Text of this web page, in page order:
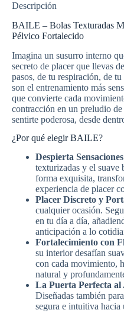
TEXTURADAS
3.60
CM
Descripción
BAILE – Bolas Texturadas
Pélvico Fortalecido
Imagina un susurro interno
secreto de placer que llevas
pasos, de tu respiración, de
son el entrenamiento más
que convierte cada
contracción en un preludio
sentirte poderosa, desde
¿Por qué elegir BAILE?
Despierta
texturizadas y el suave
forma exquisita,
experiencia de placer
Placer Discreto y
cualquier ocasión.
en tu día a día,
anticipación a lo
Fortalecimiento con
su interior desafían
con cada movimiento,
natural y
La Puerta Perfecta
Diseñadas también
segura e intuitiva